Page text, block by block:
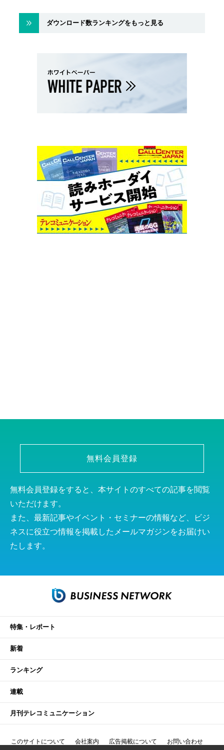
ダウンロード数ランキングをもっと見る
無料会員登録
無料会員登録をすると、本サイトのすべての記事を閲覧
いただけます。
また、最新記事やイベント・セミナーの情報など、ビジ
ネスに役立つ情報を掲載したメールマガジンをお届けい
たします。
特集・レポート
新着
ランキング
連載
月刊テレコミュニケーション
このサイトについて 会社案内 広告掲載について お問い合わせ